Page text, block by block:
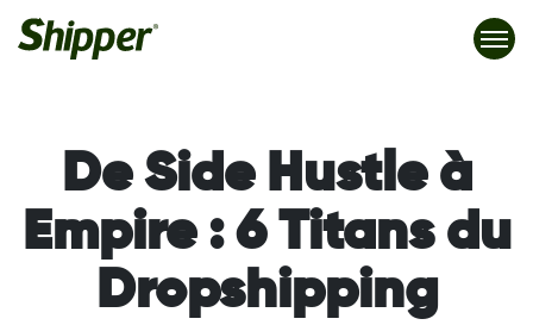
De Side Hustle à
Empire : 6 Titans du
Dropshipping